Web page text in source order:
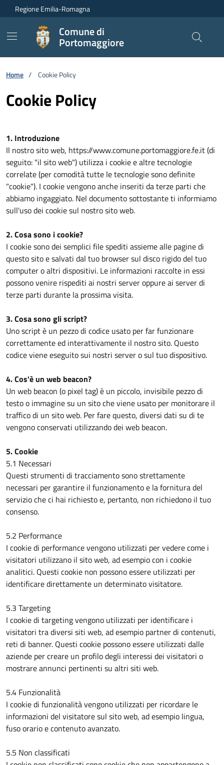
Vai ai contenuti
Vai al footer
Regione Emilia-Romagna
Comune di
Portomaggiore
Home / Cookie Policy
Cookie Policy
1. Introduzione
Il nostro sito web, https://www.comune.portomaggiore.fe.it (di
seguito: "il sito web") utilizza i cookie e altre tecnologie
correlate (per comodità tutte le tecnologie sono definite
"cookie"). I cookie vengono anche inseriti da terze parti che
abbiamo ingaggiato. Nel documento sottostante ti informiamo
sull'uso dei cookie sul nostro sito web.
2. Cosa sono i cookie?
I cookie sono dei semplici file spediti assieme alle pagine di
questo sito e salvati dal tuo browser sul disco rigido del tuo
computer o altri dispositivi. Le informazioni raccolte in essi
possono venire rispediti ai nostri server oppure ai server di
terze parti durante la prossima visita.
3. Cosa sono gli script?
Uno script è un pezzo di codice usato per far funzionare
correttamente ed interattivamente il nostro sito. Questo
codice viene eseguito sui nostri server o sul tuo dispositivo.
4. Cos'è un web beacon?
Un web beacon (o pixel tag) è un piccolo, invisibile pezzo di
testo o immagine su un sito che viene usato per monitorare il
traffico di un sito web. Per fare questo, diversi dati su di te
vengono conservati utilizzando dei web beacon.
5. Cookie
5.1 Necessari
Questi strumenti di tracciamento sono strettamente
necessari per garantire il funzionamento e la fornitura del
servizio che ci hai richiesto e, pertanto, non richiedono il tuo
consenso.
5.2 Performance
I cookie di performance vengono utilizzati per vedere come i
visitatori utilizzano il sito web, ad esempio con i cookie
analitici. Questi cookie non possono essere utilizzati per
identificare direttamente un determinato visitatore.
5.3 Targeting
I cookie di targeting vengono utilizzati per identificare i
visitatori tra diversi siti web, ad esempio partner di contenuti,
reti di banner. Questi cookie possono essere utilizzati dalle
aziende per creare un profilo degli interessi dei visitatori o
mostrare annunci pertinenti su altri siti web.
5.4 Funzionalità
I cookie di funzionalità vengono utilizzati per ricordare le
informazioni del visitatore sul sito web, ad esempio lingua,
fuso orario e contenuto avanzato.
5.5 Non classificati